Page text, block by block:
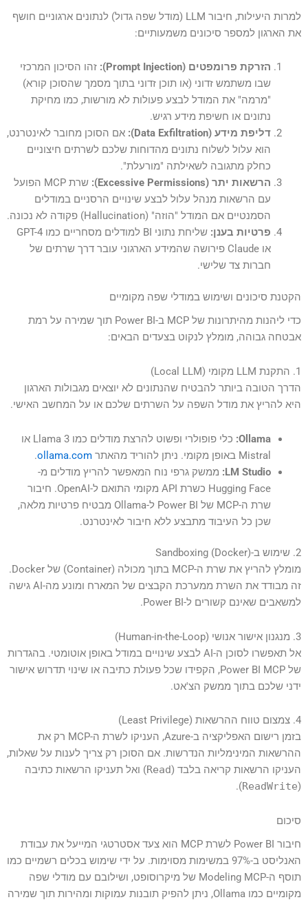
למרות היעילות, חיבור LLM (מודל שפה גדול) לנתונים ארגוניים חושף
את הארגון למספר סיכונים משמעותיים:
הזרקת פרומפטים (Prompt Injection):
זהו הסיכון המרכזי
שבו משתמש זדוני (או תוכן זדוני בתוך מסמך שהסוכן קורא)
"מרמה" את המודל לבצע פעולות לא מורשות, כמו מחיקת
נתונים או חשיפת מידע רגיש.
דליפת מידע (Data Exfiltration):
אם הסוכן מחובר לאינטרנט,
הוא עלול לשלוח נתונים מהדוחות שלכם לשרתים חיצוניים
כחלק מתגובה לשאילתה "מורעלת".
הרשאות יתר (Excessive Permissions):
שרת MCP הפועל
עם הרשאות מנהל עלול לבצע שינויים הרסניים במודלים
הסמנטיים אם המודל "הוזה" (Hallucination) פקודה לא נכונה.
פרטיות בענן:
שליחת נתוני BI למודלים מסחריים כמו GPT-4
או Claude פירושה שהמידע הארגוני עובר דרך שרתים של
חברות צד שלישי.
הקטנת סיכונים ושימוש במודלי שפה מקומיים
כדי ליהנות מהיתרונות של MCP ב-Power BI תוך שמירה על רמת
אבטחה גבוהה, מומלץ לנקוט בצעדים הבאים:
1. התקנת LLM מקומי (Local LLM)
הדרך הטובה ביותר להבטיח שהנתונים לא יוצאים מגבולות הארגון
היא להריץ את מודל השפה על השרתים שלכם או על המחשב האישי.
Ollama:
כלי פופולרי ופשוט להרצת מודלים כמו Llama 3 או
Mistral באופן מקומי. ניתן להוריד מהאתר
ollama.com
.
LM Studio: ממשק גרפי נוח המאפשר להריץ מודלים מ-
Hugging Face כשרת API מקומי התואם ל-OpenAI. חיבור
שרת ה-MCP של Power BI ל-Ollama מבטיח פרטיות מלאה,
שכן כל העיבוד מתבצע ללא חיבור לאינטרנט.
2. שימוש ב-Sandboxing (Docker)
מומלץ להריץ את שרת ה-MCP בתוך מכולה (Container) של Docker.
זה מבודד את השרת ממערכת הקבצים של המארח ומונע מה-AI גישה
למשאבים שאינם קשורים ל-Power BI.
3. מנגנון אישור אנושי (Human-in-the-Loop)
אל תאפשרו לסוכן ה-AI לבצע שינויים במודל באופן אוטומטי. בהגדרות
של Power BI MCP, הקפידו שכל פעולת כתיבה או שינוי תדרוש אישור
ידני שלכם בתוך ממשק הצ'אט.
4. צמצום טווח ההרשאות (Least Privilege)
בזמן רישום האפליקציה ב-Azure, העניקו לשרת ה-MCP רק את
ההרשאות המינימליות הנדרשות. אם הסוכן רק צריך לענות על שאלות,
העניקו הרשאות קריאה בלבד (Read) ואל תעניקו הרשאות כתיבה
(
ReadWrite
).
סיכום
חיבור Power BI לשרת MCP הוא צעד אסטרטגי המייעל את עבודת
האנליסט ב-97% במשימות מסוימות. על ידי שימוש בכלים רשמיים כמו
תוסף ה-Modeling MCP של מיקרוסופט, ושילובם עם מודלי שפה
מקומיים כמו Ollama, ניתן להפיק תובנות עמוקות ומהירות תוך שמירה